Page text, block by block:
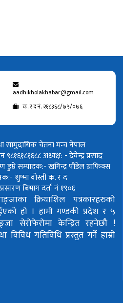
aadhikholakhabar@gmail.com
क. र द नं. २१८३६८/७५/०७६
सामुदायिक चेतना मन्च नेपाल
९८१६१८१६८८अध्यक्ष: - देवेन्द्र प्रसाद
डुम्रेसम्पादक:- खगिन्द्र पौडेलग्राफिक्स
शुष्मा वोस्तीक. र द
बिभाग दर्ता नं १९०६
क्रियाशिल पत्रकारहरुको
हो । हामी गण्डकी प्रदेश र ५
सेरोफेरोमा केन्द्रित रहनेछौ !
विविध गतिविधि प्रस्तुत गर्ने हाम्रो